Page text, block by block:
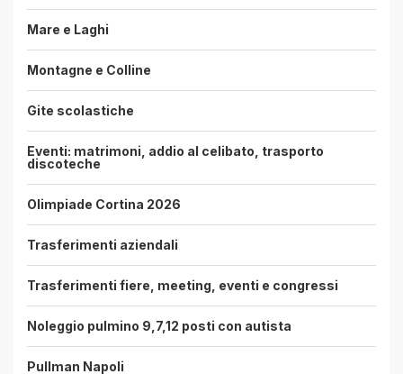
Mare e Laghi
Montagne e Colline
Gite scolastiche
Eventi: matrimoni, addio al celibato, trasporto
discoteche
Olimpiade Cortina 2026
Trasferimenti aziendali
Trasferimenti fiere, meeting, eventi e congressi
Noleggio pulmino 9,7,12 posti con autista
Pullman Napoli